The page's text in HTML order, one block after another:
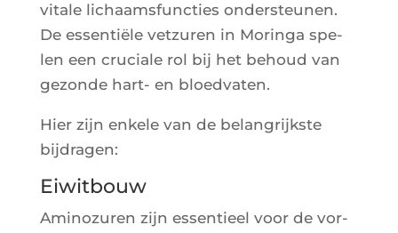
vitale lichaam­sfunc­ties onders­teu­nen.
De essen­tiële vet­zu­ren in Morin­ga spe­
len een cru­ciale rol bij het behoud van
gezonde hart- en bloedvaten.
Hier zijn enkele van de belan­grijkste
bijdragen:
Eiwitbouw
Ami­no­zu­ren zijn essen­tieel voor de vor­